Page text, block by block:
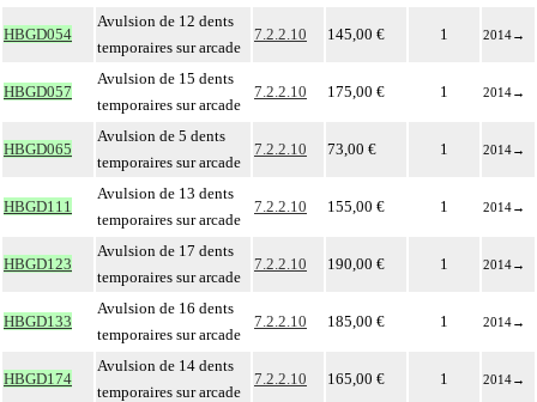
HBGD054
Avulsion de 12 dents
temporaires sur arcade
7.2.2.10 145,00 € 1 2014→
HBGD057
Avulsion de 15 dents
temporaires sur arcade
7.2.2.10 175,00 € 1 2014→
HBGD065
Avulsion de 5 dents
temporaires sur arcade
7.2.2.10 73,00 € 1 2014→
HBGD111
Avulsion de 13 dents
temporaires sur arcade
7.2.2.10 155,00 € 1 2014→
HBGD123
Avulsion de 17 dents
temporaires sur arcade
7.2.2.10 190,00 € 1 2014→
HBGD133
Avulsion de 16 dents
temporaires sur arcade
7.2.2.10 185,00 € 1 2014→
HBGD174
Avulsion de 14 dents
temporaires sur arcade
7.2.2.10 165,00 € 1 2014→